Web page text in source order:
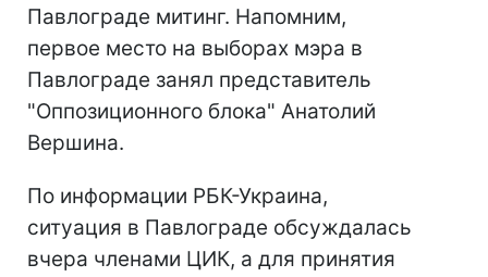
Павлограде митинг. Напомним,
первое место на выборах мэра в
Павлограде занял представитель
"Оппозиционного блока" Анатолий
Вершина.
По информации РБК-Украина,
ситуация в Павлограде обсуждалась
вчера членами ЦИК, а для принятия